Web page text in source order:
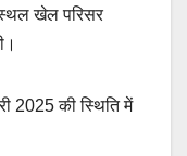
खेल परिसर
2025 की स्थिति में